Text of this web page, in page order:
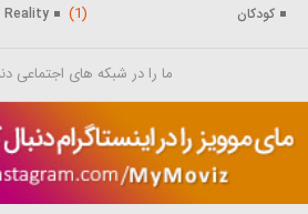
کودکان (1)
Reality
ما را در شبکه های اجتماعی